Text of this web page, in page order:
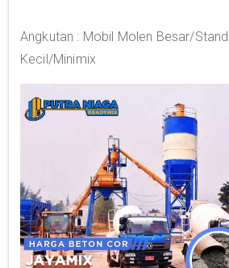
Angkutan : Mobil Molen Besar/
Kecil/Minimix